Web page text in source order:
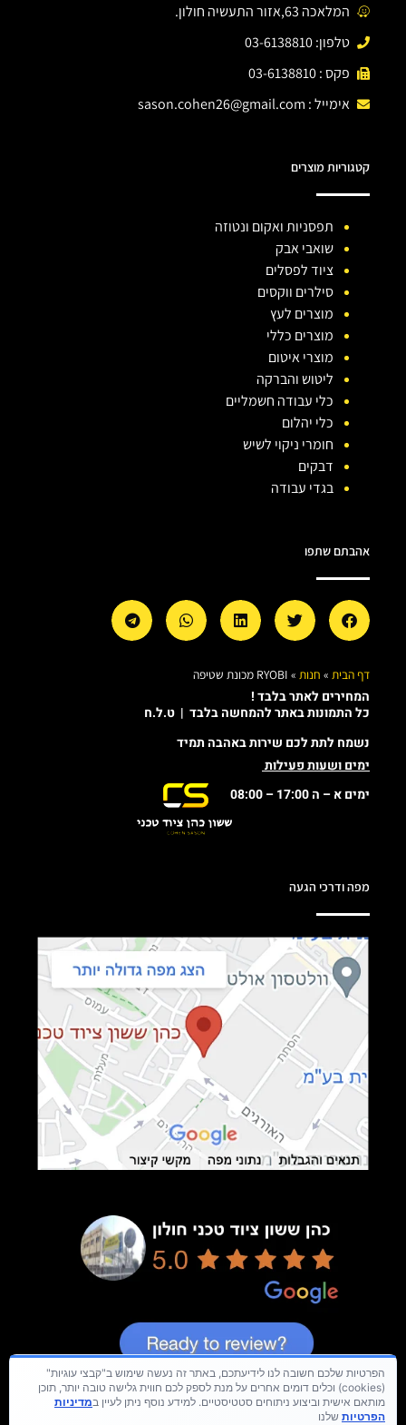
המלאכה 63,אזור התעשיה חולון.
טלפון: 03-6138810
פקס : 03-6138810
אימייל : sason.cohen26@gmail.com
קטגוריות מוצרים
תפסניות ואקום ונטוזה
שואבי אבק
ציוד לפסלים
סילרים ווקסים
מוצרים לעץ
מוצרים כללי
מוצרי איטום
ליטוש והברקה
כלי עבודה חשמליים
כלי יהלום
חומרי ניקוי לשיש
דבקים
בגדי עבודה
אהבתם שתפו
דף הבית » חנות » RYOBI מכונת שטיפה
המחירים לאתר בלבד !
כל התמונות באתר להמחשה בלבד | ט.ל.ח
נשמח לתת לכם שירות באהבה תמיד
ימים ושעות פעילות
ימים א – ה 17:00 – 08:00
מפה ודרכי הגעה
הפרטיות שלכם חשובה לנו לידיעתכם, באתר זה נעשה שימוש ב"קבצי עוגיות"
(cookies) וכלים דומים אחרים על מנת לספק לכם חווית גלישה טובה יותר, תוכן
מותאם אישית וביצוע ניתוחים סטטיסטיים. למידע נוסף ניתן לעיין במדיניות
הפרטיות שלנו